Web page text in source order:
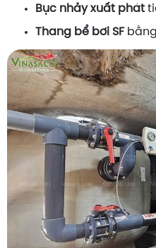
Bục nhảy xuất phát
Thang bể bơi SFbằng